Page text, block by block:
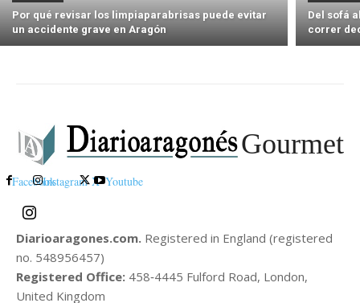
Por qué revisar los limpiaparabrisas puede evitar
un accidente grave en Aragón
Del sofá
correr
Gourmet
FacebookInstagram X Youtube
Diarioaragones.com. Registered in England (registered
no. 548956457)
Registered Office: 458‑4445 Fulford Road, London,
United Kingdom